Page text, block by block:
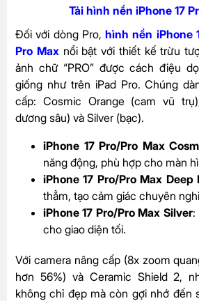
Tải hình nền iPhone 17
Đối với dòng Pro,hình nền iPhone
Pro Maxnổi bật với thiết kế trừu
ảnh chữ “PRO” được cách điệu
giống như trên iPad Pro. Chúng
cấp: Cosmic Orange (cam vũ
dương sâu) và Silver (bạc).
iPhone 17 Pro/Pro Max
năng động, phù hợp cho màn
iPhone 17 Pro/Pro Max Deep
thẳm, tạo cảm giác chuyên
iPhone 17 Pro/Pro Max Silver:
cho giao diện tối.
Với camera nâng cấp (8x zoom
hơn 56%) và Ceramic Shield 2,
không chỉ đẹp mà còn gợi nhớ đến